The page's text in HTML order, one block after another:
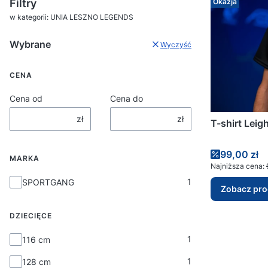
Filtry
w kategorii: UNIA LESZNO LEGENDS
Wybrane Wyczyść
CENA
Cena od
zł
Cena do
zł
MARKA
Marka
SPORTGANG 1
DZIECIĘCE
DZIECIĘCE
116 cm 1
128 cm 1
T-shirt
Cena
99,00 zł
Najniższa cena:
Zobacz